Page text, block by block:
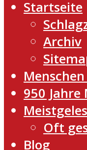
Startseite
Archiv
950
Oft
Blog